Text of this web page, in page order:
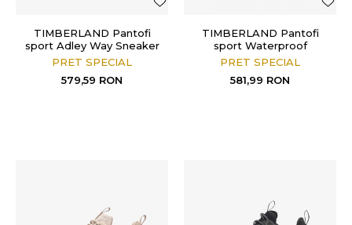
TIMBERLAND Pantofi
sport Adley Way Sneaker
Boot Women's Shoes
PRET SPECIAL
579,59 RON
TIMBERLAND Pantofi
sport Waterproof
GreenStride Motion 6
PRET SPECIAL
581,99 RON